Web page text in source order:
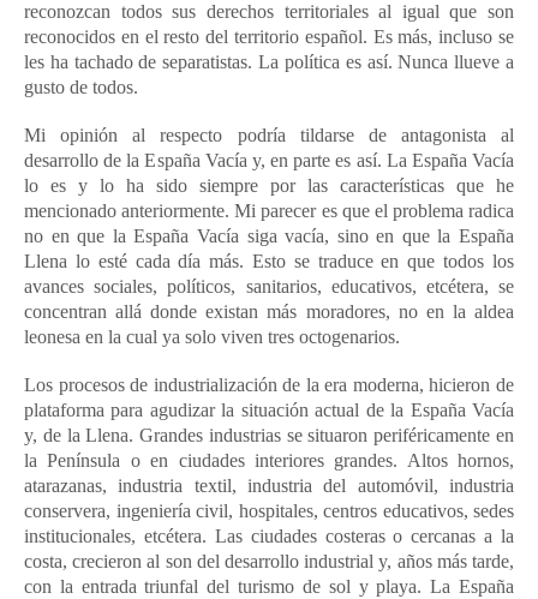
reconozcan todos sus derechos territoriales al igual que son
reconocidos en el resto del territorio español. Es más, incluso se
les ha tachado de separatistas. La política es así. Nunca llueve a
gusto de todos.
Mi opinión al respecto podría tildarse de antagonista al
desarrollo de la España Vacía y, en parte es así. La España Vacía
lo es y lo ha sido siempre por las características que he
mencionado anteriormente. Mi parecer es que el problema radica
no en que la España Vacía siga vacía, sino en que la España
Llena lo esté cada día más. Esto se traduce en que todos los
avances sociales, políticos, sanitarios, educativos, etcétera, se
concentran allá donde existan más moradores, no en la aldea
leonesa en la cual ya solo viven tres octogenarios.
Los procesos de industrialización de la era moderna, hicieron de
plataforma para agudizar la situación actual de la España Vacía
y, de la Llena. Grandes industrias se situaron periféricamente en
la Península o en ciudades interiores grandes. Altos hornos,
atarazanas, industria textil, industria del automóvil, industria
conservera, ingeniería civil, hospitales, centros educativos, sedes
institucionales, etcétera. Las ciudades costeras o cercanas a la
costa, crecieron al son del desarrollo industrial y, años más tarde,
con la entrada triunfal del turismo de sol y playa. La España